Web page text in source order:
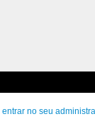
entrar no seu